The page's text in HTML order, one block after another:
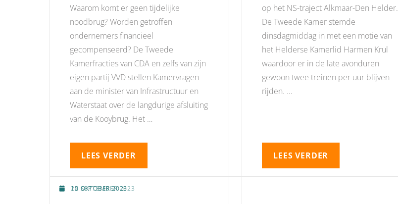
Waarom komt er geen tijdelijke
noodbrug? Worden getroffen
ondernemers financieel
gecompenseerd? De Tweede
Kamerfracties van CDA en zelfs van zijn
eigen partij VVD stellen Kamervragen
aan de minister van Infrastructuur en
Waterstaat over de langdurige afsluiting
van de Kooybrug. Het …
LEES VERDER
12 OKTOBER 2023
op het NS-traject Alkmaar-Den Helder.
De Tweede Kamer stemde
dinsdagmiddag in met een motie van
het Helderse Kamerlid Harmen Krul
waardoor er in de late avonduren
gewoon twee treinen per uur blijven
rijden. …
LEES VERDER
10 OKTOBER 2023
25 SEPTEMBER 2023